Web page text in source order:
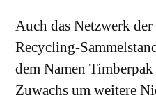
Auch das Netzwerk
Recycling-
dem Namen
Zuwachs um weitere